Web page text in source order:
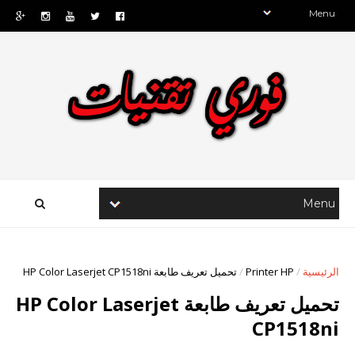
الرئيسية /
Printer HP
/تحميل تعريف طابعة HP Color Laserjet CP1518ni
تحميل تعريف طابعة HP Color Laserjet
CP1518ni